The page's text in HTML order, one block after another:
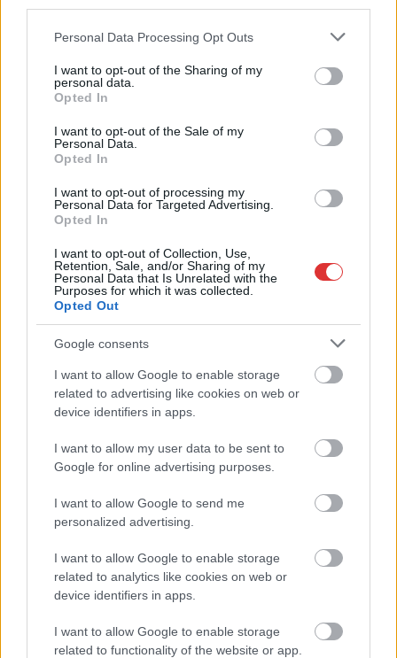
Please note that this website/app uses one or more Google
not limited to your visit or usage behaviour. You may click to
grant or deny consent to Google and its third-party tags to
use your data for below specified purposes in below Google
consent section.
Personal Data Processing Opt Outs
I want to opt-out of the Sharing of my
personal data.
Opted In
I want to opt-out of the Sale of my
Personal Data.
Opted In
I want to opt-out of processing my
Personal Data for Targeted Advertising.
Opted In
I want to opt-out of Collection, Use,
Retention, Sale, and/or Sharing of my
Personal Data that Is Unrelated with the
Purposes for which it was collected.
Opted Out
Google consents
I want to allow Google to enable storage
related to advertising like cookies on web or
device identifiers in apps.
I want to allow my user data to be sent to
Google for online advertising purposes.
I want to allow Google to send me
personalized advertising.
I want to allow Google to enable storage
related to analytics like cookies on web or
device identifiers in apps.
I want to allow Google to enable storage
related to functionality of the website or app.
több otthoni kútból fogy ki a víz
Szolnokon egy kulcsfontosságú körforgalmat részlegesen
lezárnak a napokban, a közlekedés az átlagost is meghaladó
mértékben lebénul
alapos késések alakultak ki a menetrendhez képest,
kimaradás is előfordult
Ön szerint hogy készül a hamisítatlan szolnoki habos isler?
Országos ellenőrzés indult a hazai akkumulátoripari
üzemekben
kiskereskedelemben
Györfi Mihály több tucat vállalkozással egyeztetett a
kerékpárgyár dolgozóinak megsegítéséről
41 fok fölé forrósodott az ország, Szolnokon pedig egy másik
rekord is megdőlt
Egy telefonhívást akart, végül rendőrök vitték el a mezőtúri
a közoktatásban – például az iskolaigazgatók visszakapják
munkáltatói jogaikat
kapott, más fideszesek még kevesebbet vittek haza